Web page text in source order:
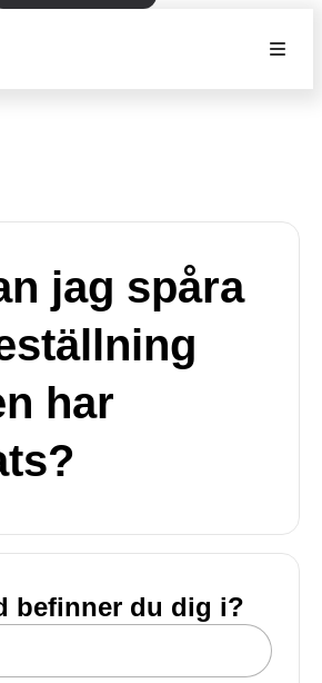
jag spåra
har
befinner du dig i?